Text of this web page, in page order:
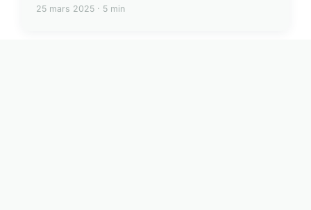
25 mars 2025 · 5 min